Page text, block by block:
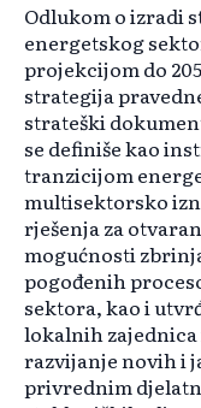
Odlukom o izradi
energetskog
projekcijom do
strategija
strateški
se definiše kao
tranzicijom
multisektorsko
rješenja za
mogućnosti
pogođenih
sektora, kao i
lokalnih
razvijanje novih i
privrednim